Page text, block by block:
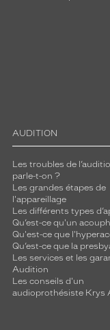
AUDITION
Les troubles de
parle-t-on ?
Les grandes étapes de
l'appareillage
Les différents types
Qu’est-ce qu'un
Qu'est-ce que
Qu’est-ce que la
Les services et les
Audition
Les conseils d'un
audioprothésiste Krys